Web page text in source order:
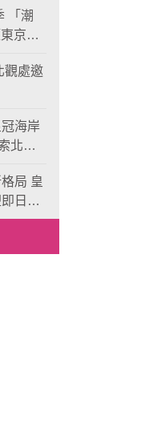
「潮
京設
觀處邀
冠海岸
北海
局 皇
日起